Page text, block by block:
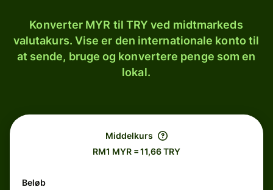
Konverter MYR til TRY ved midtmarkeds
valutakurs. Vise er den internationale konto til
at sende, bruge og konvertere penge som en
lokal.
Middelkurs
RM1 MYR = 11,66 TRY
Beløb